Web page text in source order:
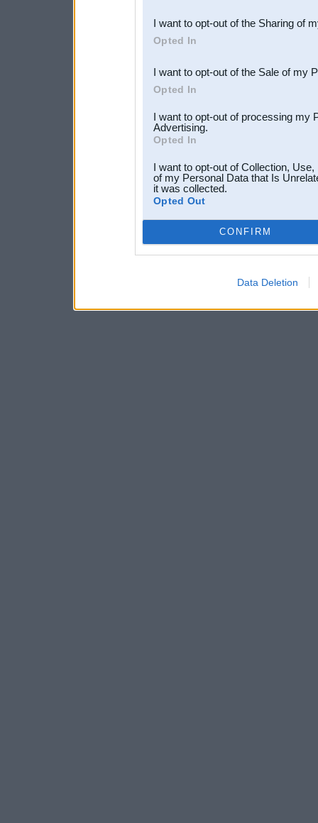
Downstream Participants
third parties.
I want to opt-out of the Sharing of
Opted In
I want to opt-out of the Sale of my
Opted In
I want to opt-out of processing my
Advertising.
Opted In
I want to opt-out of Collection,
of my Personal Data that Is
it was collected.
Opted Out
CONFIRM
Data Deletion